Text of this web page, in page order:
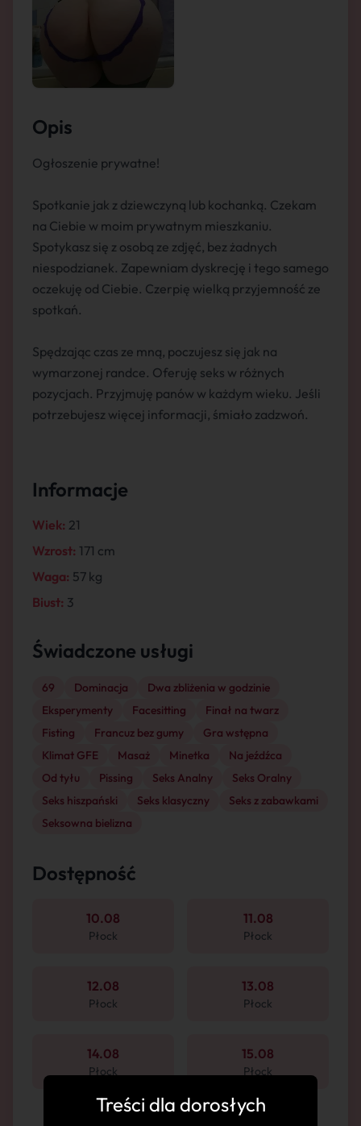
Opis
Ogłoszenie prywatne!
Spotkanie jak z dziewczyną lub kochanką. Czekam
na Ciebie w moim prywatnym mieszkaniu.
Spotykasz się z osobą ze zdjęć, bez żadnych
niespodzianek. Zapewniam dyskrecję i tego samego
oczekuję od Ciebie. Czerpię wielką przyjemność ze
spotkań.
Spędzając czas ze mną, poczujesz się jak na
wymarzonej randce. Oferuję seks w różnych
pozycjach. Przyjmuję panów w każdym wieku. Jeśli
potrzebujesz więcej informacji, śmiało zadzwoń.
Informacje
Wiek: 21
Wzrost: 171 cm
Waga: 57 kg
Biust: 3
Świadczone usługi
69 Dominacja
Dwa zbliżenia w godzinie
Eksperymenty
Facesitting
Finał na twarz
Fisting
Francuz bez gumy
Gra wstępna
Klimat GFE
Masaż Minetka
Na jeźdźca
Od tyłu
Pissing Seks Analny
Seks Oralny
Seks hiszpański
Seks klasyczny
Seks z zabawkami
Seksowna bielizna
Dostępność
10.08
Płock
11.08
Płock
12.08
Płock
13.08
Płock
14.08
Płock
15.08
Płock
Treści dla dorosłych